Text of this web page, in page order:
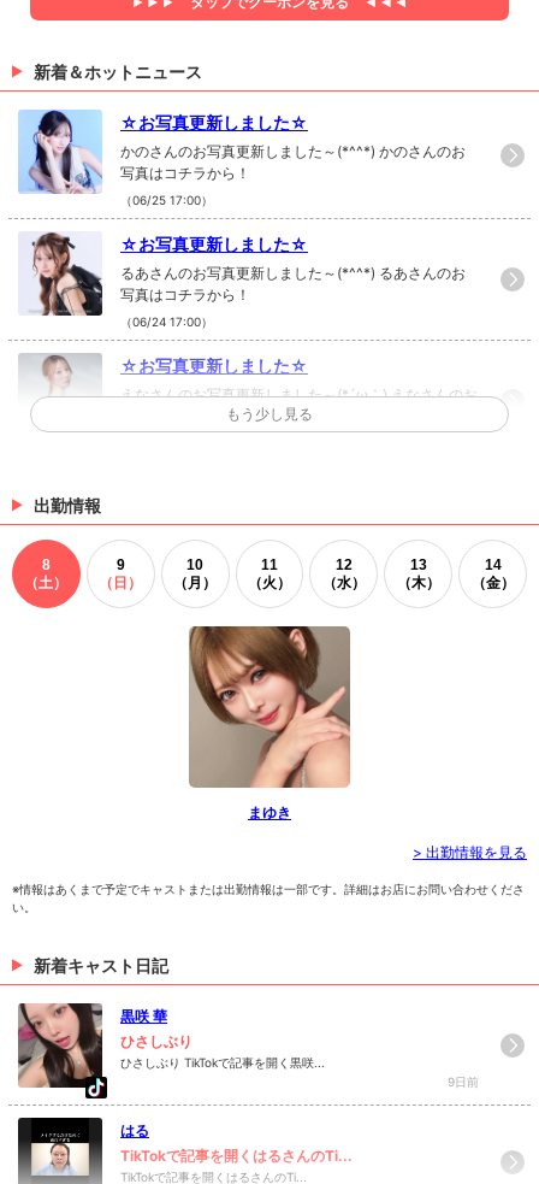
新着＆ホットニュース
☆お写真更新しました☆
かのさんのお写真更新しました～(*^^*) かのさんのお
写真はコチラから！
（06/25 17:00）
☆お写真更新しました☆
るあさんのお写真更新しました～(*^^*) るあさんのお
写真はコチラから！
（06/24 17:00）
☆お写真更新しました☆
えなさんのお写真更新しました～(*´ω｀) えなさんのお
写真はコチラから！
お写真はコチラから！
（06/10 17:00）
> ホットニュース一覧を見る
もう少し見る
出勤情報
8
（土）
9
（日）
10
（月）
11
（火）
12
（水）
13
（木）
14
（金）
まゆき
> 出勤情報を見る
※情報はあくまで予定でキャストまたは出勤情報は一部です。詳細はお店にお問い合わせくださ
い。
新着キャスト日記
黒咲 華
ひさしぶり
ひさしぶり TikTokで記事を開く黒咲...
9日前
はる
TikTokで記事を開くはるさんのTi...
TikTokで記事を開くはるさんのTi...